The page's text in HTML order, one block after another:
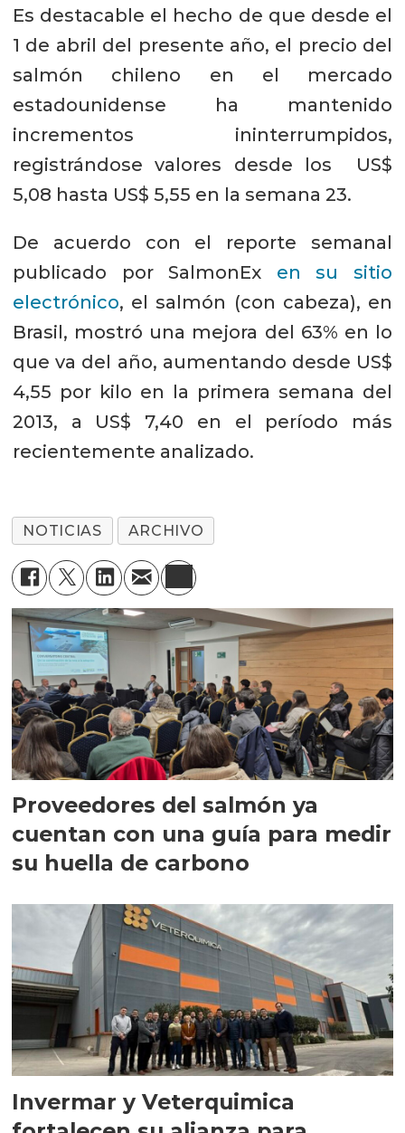
Es destacable el hecho de que desde el
1 de abril del presente año, el precio del
salmón chileno en el mercado
estadounidense ha mantenido
incrementos ininterrumpidos,
registrándose valores desde los US$
5,08 hasta US$ 5,55 en la semana 23.
De acuerdo con el reporte semanal
publicado por SalmonEx en su sitio
electrónico, el salmón (con cabeza), en
Brasil, mostró una mejora del 63% en lo
que va del año, aumentando desde US$
4,55 por kilo en la primera semana del
2013, a US$ 7,40 en el período más
recientemente analizado.
NOTICIAS ARCHIVO
Proveedores del salmón ya
cuentan con una guía para medir
su huella de carbono
Invermar y Veterquimica